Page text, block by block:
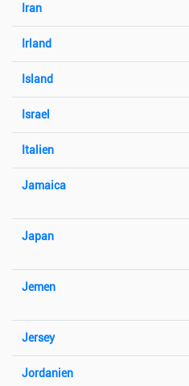
Iran
Irland
Island
Israel
Italien
Jamaica
Japan
Jemen
Jersey
Jordanien